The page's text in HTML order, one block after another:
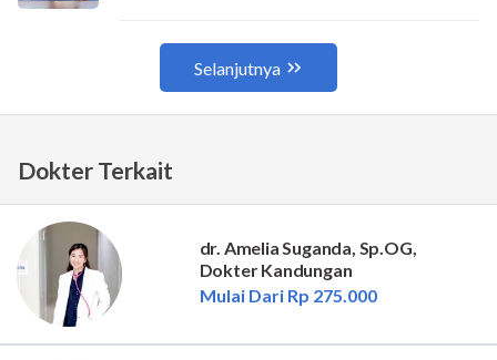
Dokter Terkait